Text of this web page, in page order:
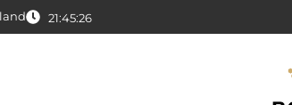
21:45:27